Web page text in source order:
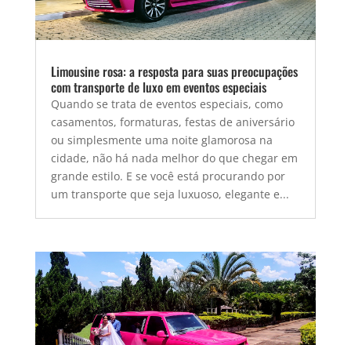
Limousine rosa: a resposta para suas preocupações
com transporte de luxo em eventos especiais
Quando se trata de eventos especiais, como
casamentos, formaturas, festas de aniversário
ou simplesmente uma noite glamorosa na
cidade, não há nada melhor do que chegar em
grande estilo. E se você está procurando por
um transporte que seja luxuoso, elegante e...